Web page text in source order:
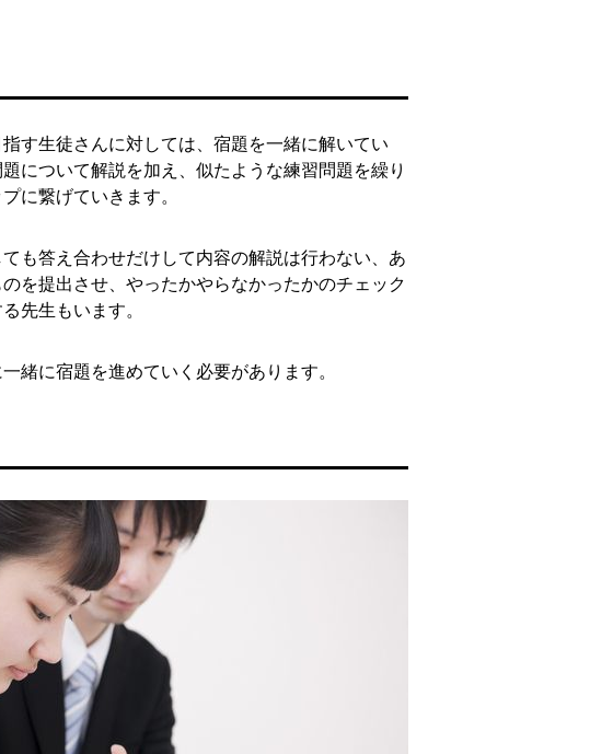
す生徒さんに対しては、宿題を一緒に解いてい
について解説を加え、似たような練習問題を繰り
に繋げていきます。
も答え合わせだけして内容の解説は行わない、あ
を提出させ、やったかやらなかったかのチェック
先生もいます。
緒に宿題を進めていく必要があります。